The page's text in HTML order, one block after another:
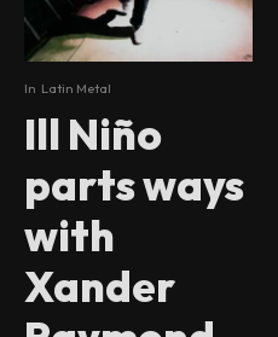
In Latin Metal
Ill Niño
parts ways
with
Xander